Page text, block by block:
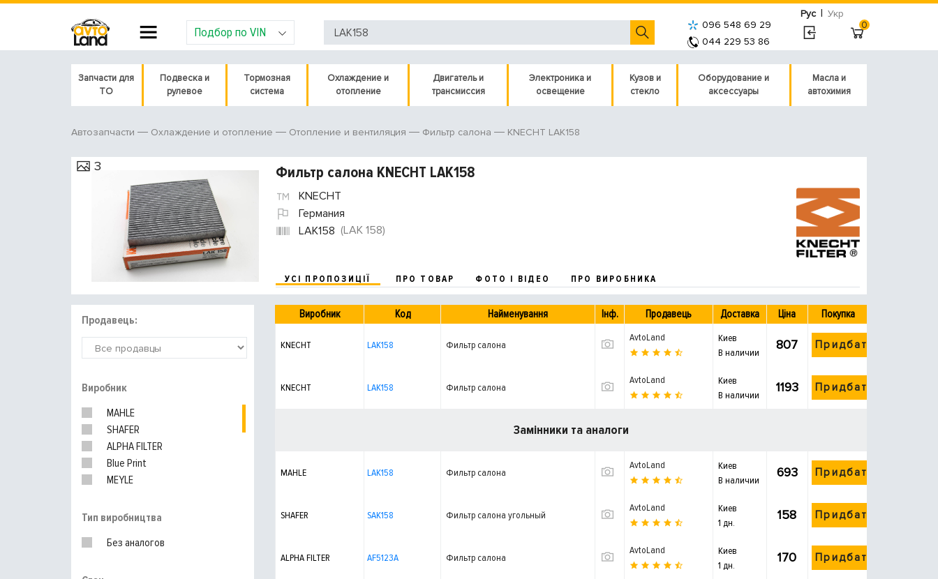
Рус | Укр
Подбор по VIN
096 548 69 29
044 229 53 86
0
Запчасти для
ТО
Подвеска и
рулевое
Тормозная
система
Охлаждение и
отопление
Двигатель и
трансмиссия
Электроника и
освещение
Кузов и
стекло
Оборудование и
аксессуары
Масла и
автохимия
Автозапчасти Охлаждение и отопление Отопление и вентиляция Фильтр салона KNECHT LAK158
3 Фильтр салона KNECHT LAK158
KNECHT
Германия
LAK158 (LAK 158)
УСІ ПРОПОЗИЦІЇ ПРО ТОВАР ФОТО І ВІДЕО ПРО ВИРОБНИКА
Продавець:
Виробник
MAHLE
SHAFER
ALPHA FILTER
Blue Print
MEYLE
WIX FILTERS
MANN-FILTER
Тип виробництва
Без аналогов
Виробник Код Найменування Інф. Продавець Доставка Ціна Покупка
KNECHT LAK158 Фильтр салона
AvtoLand
Киев
В наличии
807 Придбати
KNECHT LAK158 Фильтр салона
AvtoLand
Киев
В наличии
1193 Придбати
Замінники та аналоги
MAHLE LAK158 Фильтр салона
AvtoLand
Киев
В наличии
693 Придбати
SHAFER SAK158 Фильтр салона угольный
AvtoLand
Киев
1 дн.
158 Придбати
ALPHA FILTER AF5123A Фильтр салона
AvtoLand
Киев
1 дн.
170 Придбати